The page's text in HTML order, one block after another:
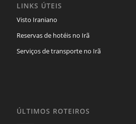
LINKS ÚTEIS
Visto Iraniano
Reservas de hotéis no Irã
Serviços de transporte no Irã
ÚLTIMOS ROTEIROS